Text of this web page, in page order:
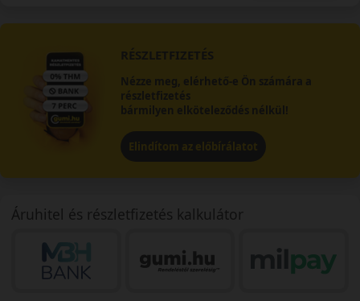
RÉSZLETFIZETÉS
Nézze meg, elérhető-e Ön számára a
részletfizetés
bármilyen elköteleződés nélkül!
Elindítom az előbírálatot
Áruhitel és részletfizetés kalkulátor